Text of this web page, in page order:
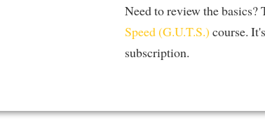
Need to review the basics?
Speed (G.U.T.S.) course.
subscription.